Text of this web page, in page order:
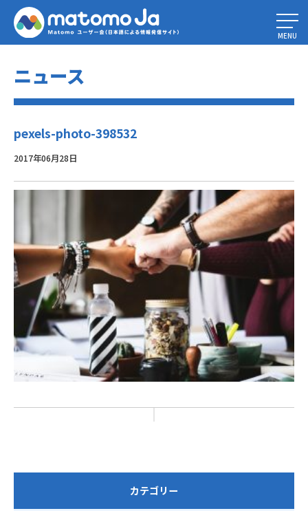
Home» »
MENU
ニュース
pexels-photo-398532
2017年06月28日
カテゴリー